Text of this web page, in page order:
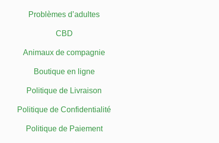
Problèmes d’adultes
CBD
Animaux de compagnie
Boutique en ligne
Politique de Livraison
Politique de Confidentialité
Politique de Paiement